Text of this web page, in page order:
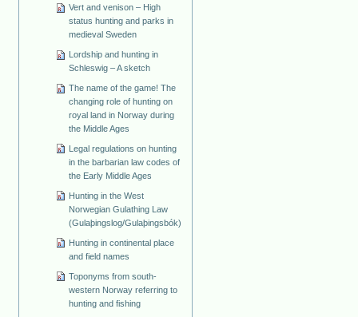
Vert and venison – High
status hunting and parks in
medieval Sweden
Lordship and hunting in
Schleswig – A sketch
The name of the game! The
changing role of hunting on
royal land in Norway during
the Middle Ages
Legal regulations on hunting
in the barbarian law codes of
the Early Middle Ages
Hunting in the West
Norwegian Gulathing Law
(Gulaþingslog/Gulaþingsbók)
Hunting in continental place
and field names
Toponyms from south-
western Norway referring to
hunting and fishing